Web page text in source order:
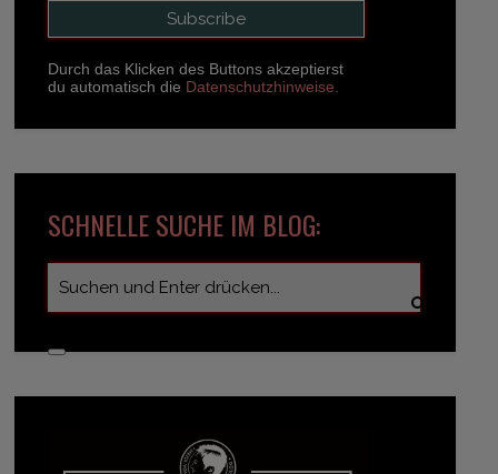
Durch das Klicken des Buttons akzeptierst
du automatisch die Datenschutzhinweise.
SCHNELLE SUCHE IM BLOG: